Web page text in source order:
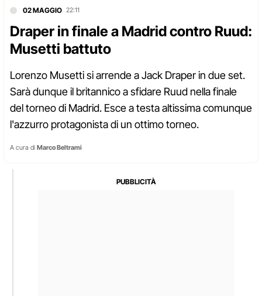
02 MAGGIO 22:11
Draper in finale a Madrid contro Ruud:
Musetti battuto
Lorenzo Musetti si arrende a Jack Draper in due set.
Sarà dunque il britannico a sfidare Ruud nella finale
del torneo di Madrid. Esce a testa altissima comunque
l'azzurro protagonista di un ottimo torneo.
A cura di Marco Beltrami